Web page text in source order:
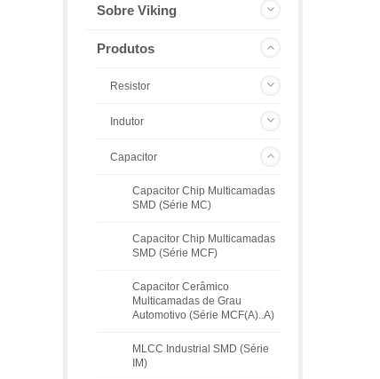
Sobre Viking
Produtos
Resistor
Indutor
Capacitor
Capacitor Chip Multicamadas
SMD (Série MC)
Capacitor Chip Multicamadas
SMD (Série MCF)
Capacitor Cerâmico
Multicamadas de Grau
Automotivo (Série MCF(A)..A)
MLCC Industrial SMD (Série
IM)